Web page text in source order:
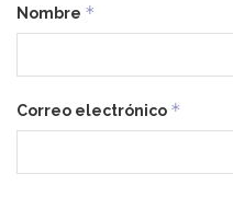
Nombre *
Correo electrónico *